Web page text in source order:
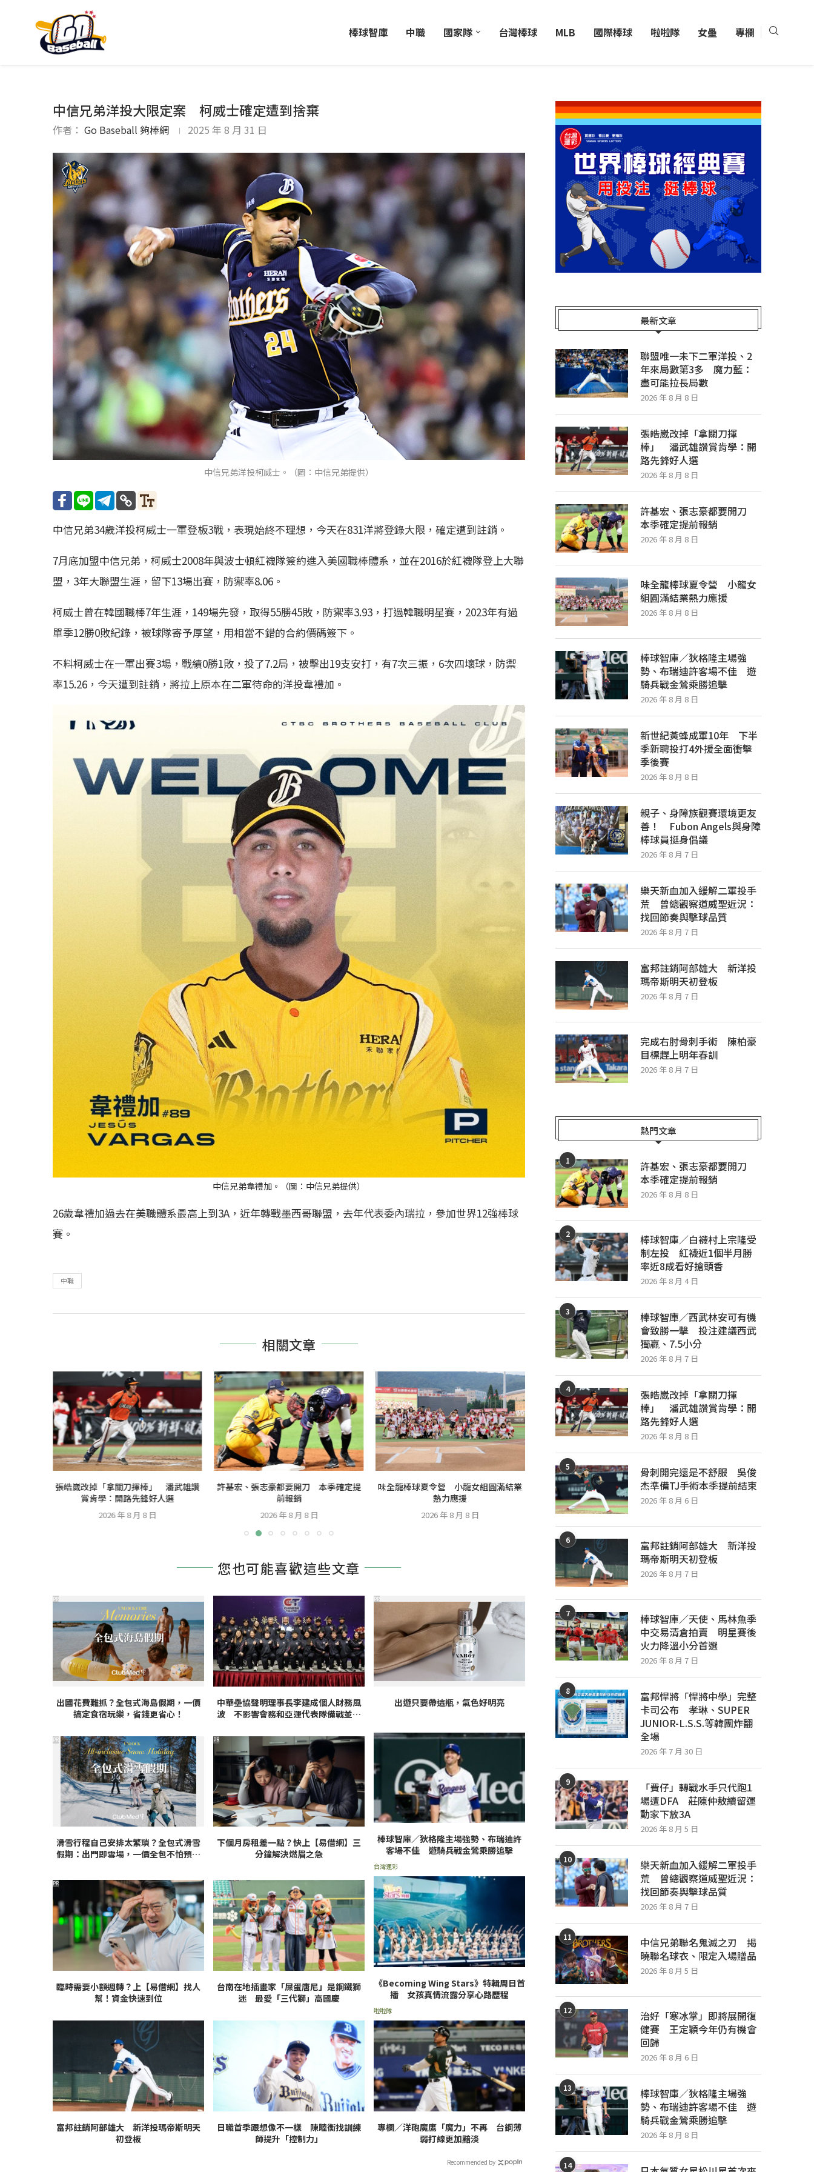
棒球智庫 中職 國家隊 台灣棒球 MLB 國際棒球 啦啦隊 女壘 專欄
中信兄弟洋投大限定案 柯威士確定遭到捨棄
作者： Go Baseball 夠棒網 2025 年 8 月 31 日
中信兄弟洋投柯威士。（圖：中信兄弟提供）
中信兄弟34歲洋投柯威士一軍登板3戰，表現始終不理想，今天在831洋將登錄大限，確定遭到註銷。
7月底加盟中信兄弟，柯威士2008年與波士頓紅襪隊簽約進入美國職棒體系，並在2016於紅襪隊登上大聯
盟，3年大聯盟生涯，留下13場出賽，防禦率8.06。
柯威士曾在韓國職棒7年生涯，149場先發，取得55勝45敗，防禦率3.93，打過韓職明星賽，2023年有過
單季12勝0敗紀錄，被球隊寄予厚望，用相當不錯的合約價碼簽下。
不料柯威士在一軍出賽3場，戰績0勝1敗，投了7.2局，被擊出19支安打，有7次三振，6次四壞球，防禦
率15.26，今天遭到註銷，將拉上原本在二軍待命的洋投韋禮加。
中信兄弟韋禮加。（圖：中信兄弟提供）
26歲韋禮加過去在美職體系最高上到3A，近年轉戰墨西哥聯盟，去年代表委內瑞拉，參加世界12強棒球
賽。
中職
相關文章
張皓崴改掉「拿關刀揮棒」 潘武雄讚
賞肯學：開路先鋒好人選
2026 年 8 月 8 日
許基宏、張志豪都要開刀 本季確定提
前報銷
2026 年 8 月 8 日
味全龍棒球夏令營 小龍女組圓滿結業
熱力應援
2026 年 8 月 8 日
親子、身障族觀賽環境更友善！
FUBON ANGELS與身障...
2026 年 8 月 7 日
樂天新血加入緩解二軍投手
您也可能喜歡這些文章
出國花費難抓？全包式海島假期，一價
搞定食宿玩樂，省錢更省心！
PR
中華壘協聲明理事長李建成個人財務風
波 不影響會務和亞運代表隊備戰並將
出遊只要帶這瓶，氣色好明亮
PR
滑雪行程自己安排太繁瑣？全包式滑雪
假期：出門即雪場，一價全包不怕預算
PR
下個月房租差一點？快上【易借網】三
分鐘解決燃眉之急
PR
棒球智庫／狄格隆主場強勢、布瑞迪許
客場不佳 遊騎兵戰金鶯乘勝追擊
台灣運彩
臨時需要小額週轉？上【易借網】找人
幫！資金快速到位
PR
台南在地插畫家「屎蛋唐尼」是鋼鐵獅
迷 最愛「三代獅」高國慶
《Becoming Wing Stars》特輯周日首
播 女孩真情流露分享心路歷程
啦啦隊
富邦註銷阿部雄大 新洋投瑪帝斯明天
初登板
日職首季跟想像不一樣 陳睦衡找訓練
師提升「控制力」
專欄／洋砲魔鷹「魔力」不再 台鋼薄
弱打線更加黯淡
Recommended by
最新文章
聯盟唯一未下二軍洋投、2
年來局數第3多 魔力藍：
盡可能拉長局數
2026 年 8 月 8 日
張皓崴改掉「拿關刀揮
棒」 潘武雄讚賞肯學：開
路先鋒好人選
2026 年 8 月 8 日
許基宏、張志豪都要開刀
本季確定提前報銷
2026 年 8 月 8 日
味全龍棒球夏令營 小龍女
組圓滿結業熱力應援
2026 年 8 月 8 日
棒球智庫／狄格隆主場強
勢、布瑞迪許客場不佳 遊
騎兵戰金鶯乘勝追擊
2026 年 8 月 8 日
新世紀黃蜂成軍10年 下半
季新聘投打4外援全面衝擊
季後賽
2026 年 8 月 8 日
親子、身障族觀賽環境更友
善！ Fubon Angels與身障
棒球員挺身倡議
2026 年 8 月 7 日
樂天新血加入緩解二軍投手
荒 曾總觀察道威聖近況：
找回節奏與擊球品質
2026 年 8 月 7 日
富邦註銷阿部雄大 新洋投
瑪帝斯明天初登板
2026 年 8 月 7 日
完成右肘骨刺手術 陳柏豪
目標趕上明年春訓
2026 年 8 月 7 日
熱門文章
1
許基宏、張志豪都要開刀
本季確定提前報銷
2026 年 8 月 8 日
2
棒球智庫／白襪村上宗隆受
制左投 紅襪近1個半月勝
率近8成看好搶頭香
2026 年 8 月 4 日
3
棒球智庫／西武林安可有機
會致勝一擊 投注建議西武
獨贏、7.5小分
2026 年 8 月 7 日
4
張皓崴改掉「拿關刀揮
棒」 潘武雄讚賞肯學：開
路先鋒好人選
2026 年 8 月 8 日
5
骨刺開完還是不舒服 吳俊
杰準備TJ手術本季提前結束
2026 年 8 月 6 日
6
富邦註銷阿部雄大 新洋投
瑪帝斯明天初登板
2026 年 8 月 7 日
7
棒球智庫／天使、馬林魚季
中交易清倉拍賣 明星賽後
火力降溫小分首選
2026 年 8 月 7 日
8
富邦悍將「悍將中學」完整
卡司公布 孝琳、SUPER
JUNIOR-L.S.S.等韓團炸翻
全場
2026 年 7 月 30 日
9
「費仔」轉戰水手只代跑1
場遭DFA 莊陳仲敖續留運
動家下放3A
2026 年 8 月 5 日
10
樂天新血加入緩解二軍投手
荒 曾總觀察道威聖近況：
找回節奏與擊球品質
2026 年 8 月 7 日
11
中信兄弟聯名鬼滅之刃 揭
曉聯名球衣、限定入場贈品
2026 年 8 月 5 日
12
治好「寒冰掌」即將展開復
健賽 王定穎今年仍有機會
回歸
2026 年 8 月 6 日
13
棒球智庫／狄格隆主場強
勢、布瑞迪許客場不佳 遊
騎兵戰金鶯乘勝追擊
2026 年 8 月 8 日
14